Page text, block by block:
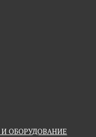
ОБОРУДОВАНИЕ